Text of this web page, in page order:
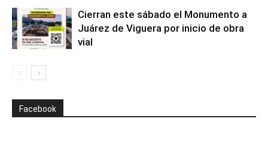
Cierran este sábado el Monumento a
Juárez de Viguera por inicio de obra
vial
Facebook